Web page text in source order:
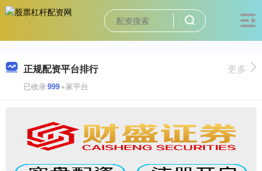
正规配资平台排行
已收录999+家平台
更多